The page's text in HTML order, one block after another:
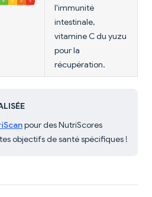
l'immunité
intestinale,
vitamine C du yuzu
pour la
récupération.
pour des NutriScores
objectifs de santé spécifiques !